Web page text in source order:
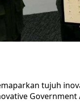
tujuh
Government